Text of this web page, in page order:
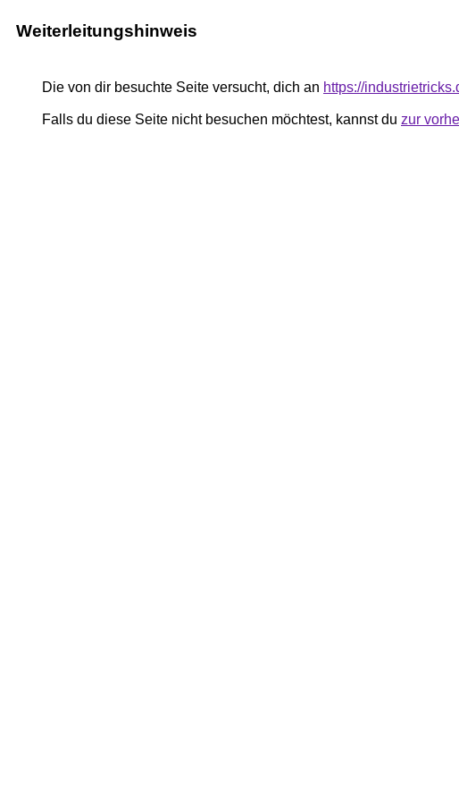
Weiterleitungshinweis
Die von dir besuchte Seite versucht, dich an https://
Falls du diese Seite nicht besuchen möchtest, kannst du zur